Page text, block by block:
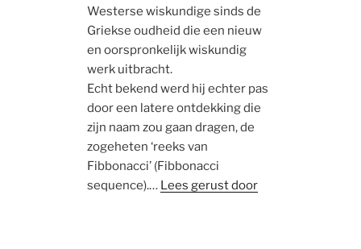
Westerse wiskundige sinds de
Griekse oudheid die een nieuw
en oorspronkelijk wiskundig
werk uitbracht.
Echt bekend werd hij echter pas
door een latere ontdekking die
zijn naam zou gaan dragen, de
zogeheten ‘reeks van
Fibbonacci’ (Fibbonacci
sequence).… Lees gerust door